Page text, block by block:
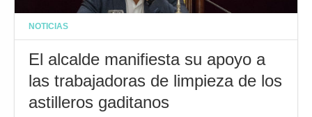
NOTICIAS
El alcalde manifiesta su apoyo a
las trabajadoras de limpieza de los
astilleros gaditanos